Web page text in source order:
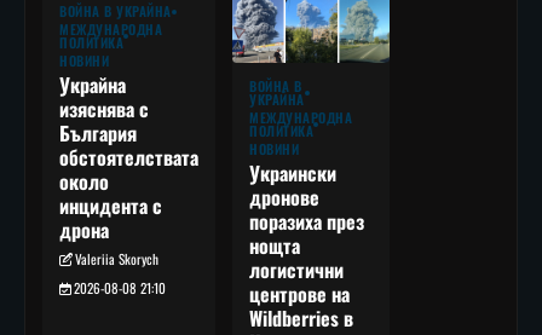
ВОЙНА В УКРАЙНА
МЕЖДУНАРОДНА
ПОЛИТИКА
НОВИНИ
Украйна
изяснява с
България
обстоятелствата
около
инцидента с
дрона
Valeriia Skorych
2026-08-08 21:10
ВОЙНА В
УКРАЙНА
МЕЖДУНАРОДНА
ПОЛИТИКА
НОВИНИ
Украински
дронове
поразиха през
нощта
логистични
центрове на
Wildberries в